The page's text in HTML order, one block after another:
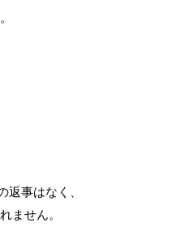
事はなく、
ません。